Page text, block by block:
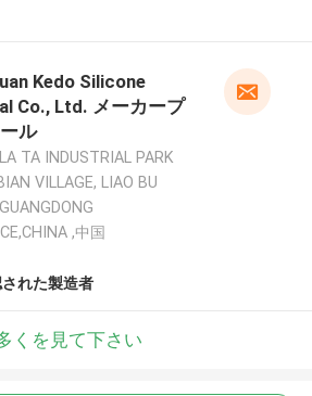
Kedo Silicone
Co., Ltd. メーカープ
ル
TA INDUSTRIAL PARK
VILLAGE, LIAO BU
,中国
れた製造者
くを見て下さい